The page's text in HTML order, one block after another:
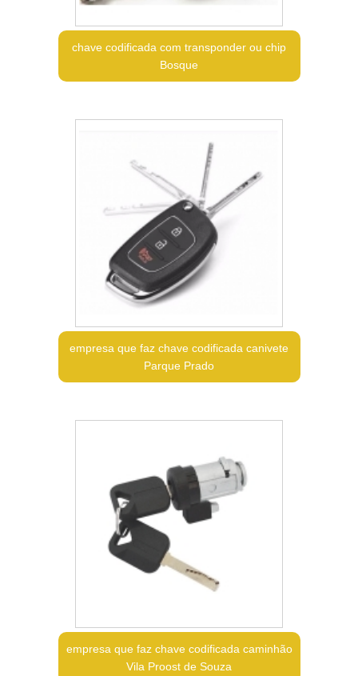
chave codificada com transponder ou chip
Bosque
empresa que faz chave codificada canivete
Parque Prado
empresa que faz chave codificada caminhão
Vila Proost de Souza